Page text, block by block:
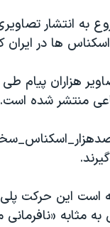
به انتشار
ها در ایران
هزاران پیام
منتشر شده است.
است این حرکت
مثابه